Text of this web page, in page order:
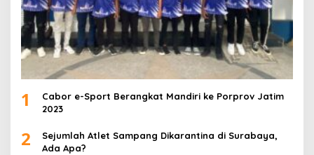
1
Cabor e-Sport Berangkat Mandiri ke Porprov Jatim
2023
2
Sejumlah Atlet Sampang Dikarantina di Surabaya,
Ada Apa?